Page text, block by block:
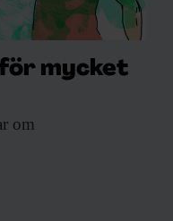
för mycket
om